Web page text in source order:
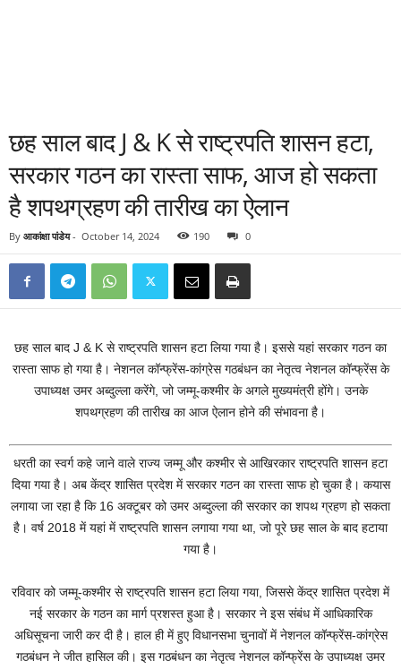
छह साल बाद J & K से राष्ट्रपति शासन हटा,
सरकार गठन का रास्ता साफ, आज हो सकता
है शपथग्रहण की तारीख का ऐलान
By आकांक्षा पांडेय- October 14, 2024 190 0
छह साल बाद J & K से राष्ट्रपति शासन हटा लिया गया है। इससे यहां सरकार गठन का
रास्ता साफ हो गया है। नेशनल कॉन्फ्रेंस-कांग्रेस गठबंधन का नेतृत्व नेशनल कॉन्फ्रेंस के
उपाध्यक्ष उमर अब्दुल्ला करेंगे, जो जम्मू-कश्मीर के अगले मुख्यमंत्री होंगे। उनके
शपथग्रहण की तारीख का आज ऐलान होने की संभावना है।
धरती का स्वर्ग कहे जाने वाले राज्य जम्मू और कश्मीर से आखिरकार राष्ट्रपति शासन हटा
दिया गया है। अब केंद्र शासित प्रदेश में सरकार गठन का रास्ता साफ हो चुका है। कयास
लगाया जा रहा है कि 16 अक्टूबर को उमर अब्दुल्ला की सरकार का शपथ ग्रहण हो सकता
है। वर्ष 2018 में यहां में राष्ट्रपति शासन लगाया गया था, जो पूरे छह साल के बाद हटाया
गया है।
रविवार को जम्मू-कश्मीर से राष्ट्रपति शासन हटा लिया गया, जिससे केंद्र शासित प्रदेश में
नई सरकार के गठन का मार्ग प्रशस्त हुआ है। सरकार ने इस संबंध में आधिकारिक
अधिसूचना जारी कर दी है। हाल ही में हुए विधानसभा चुनावों में नेशनल कॉन्फ्रेंस-कांग्रेस
गठबंधन ने जीत हासिल की। इस गठबंधन का नेतृत्व नेशनल कॉन्फ्रेंस के उपाध्यक्ष उमर